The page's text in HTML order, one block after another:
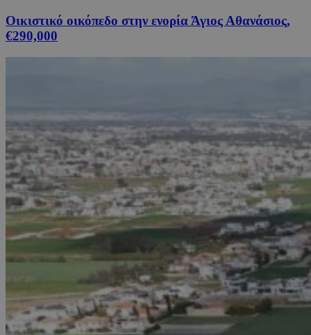
Οικιστικό οικόπεδο στην ενορία Άγιος Αθανάσιος,
€290,000